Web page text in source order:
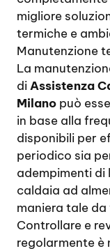
migliore
termiche e
Manutenzione
La
diAssistenza
Milano può
in base alla
disponibili per
periodico sia
adempimenti
caldaia ad
maniera tale
Controllare e
regolarmente